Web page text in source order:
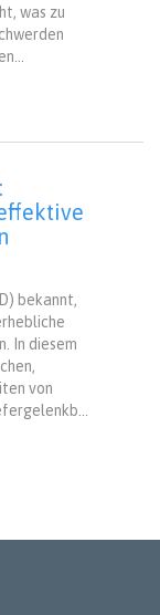
was zu
bekannt,
In diesem
von